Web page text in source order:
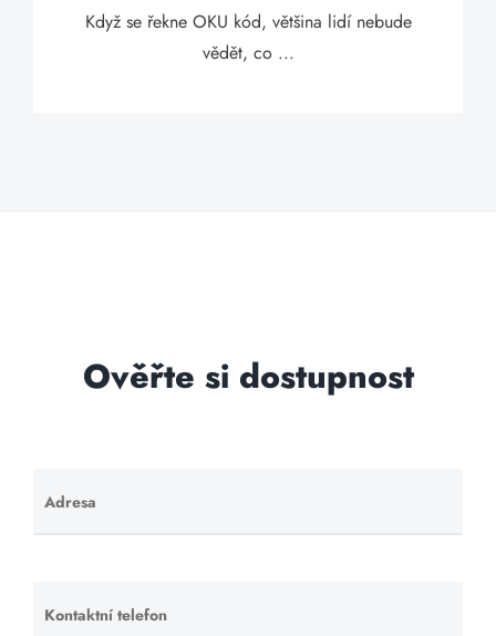
Když se řekne OKU kód, většina lidí nebude
vědět, co ...
Ověřte si dostupnost
Adresa
Ponechte
toto pole
Kontaktní telefon
Ponechte